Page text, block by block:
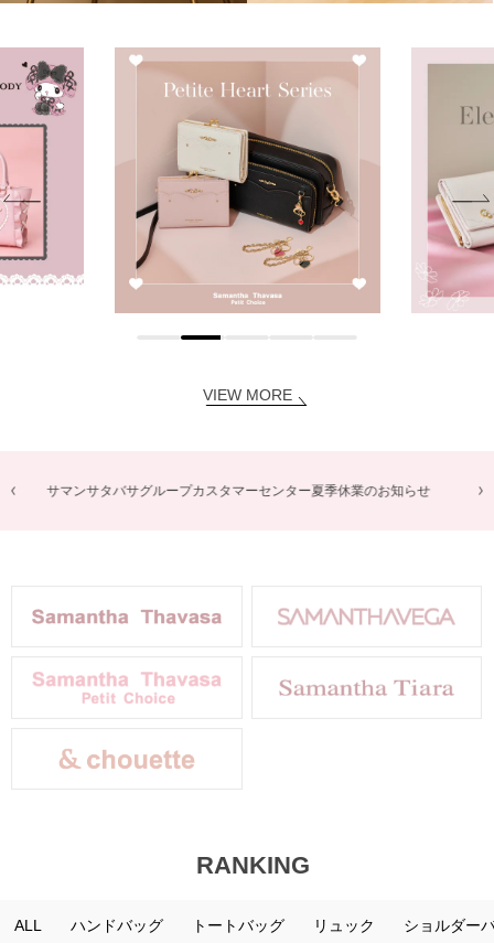
VIEW MORE
商品に関するお詫びとお知らせ
RANKING
ALL ハンドバッグ トートバッグ リュック ショルダー